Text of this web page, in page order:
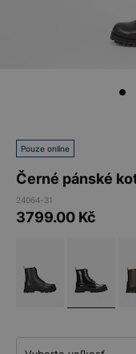
Pouze online
Černé pánské
24064-31
3799.00 Kč